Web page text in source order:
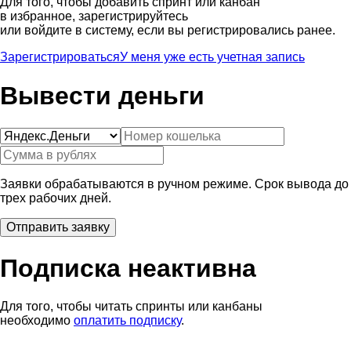
в избранное, зарегистрируйтесь
или войдите в систему, если вы регистрировались ранее.
ЗарегистрироватьсяУ меня уже есть учетная запись
Вывести деньги
Заявки обрабатываются в ручном режиме. Срок вывода до
трех рабочих дней.
Подписка неактивна
Для того, чтобы читать спринты или канбаны
необходимо оплатить подписку.